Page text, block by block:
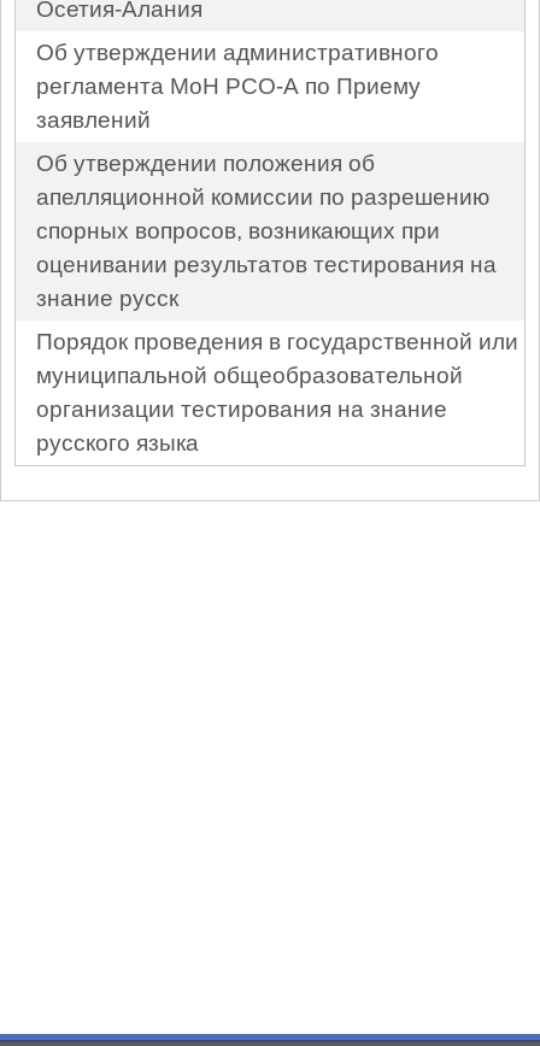
Осетия-Алания
Об утверждении административного
регламента МоН РСО-А по Приему
заявлений
Об утверждении положения об
апелляционной комиссии по разрешению
спорных вопросов, возникающих при
оценивании результатов тестирования на
знание русск
Порядок проведения в государственной или
муниципальной общеобразовательной
организации тестирования на знание
русского языка